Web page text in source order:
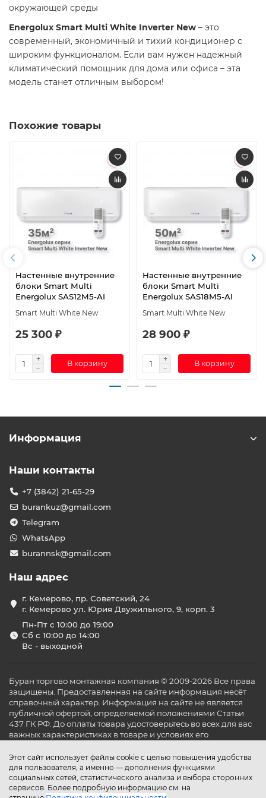
окружающей среды
Energolux Smart Multi White Inverter New – это
современный, экономичный и тихий кондиционер с
широким функционалом. Если вам нужен надежный
климатический помощник для дома или офиса – эта
модель станет отличным выбором!
Похожие товары
Настенные внутренние
блоки Smart Multi
Energolux SAS12M5-AI
Smart Multi White New
25 300 ₽
В корзину
Настенные внутренние
блоки Smart Multi
Energolux SAS18M5-AI
Smart Multi White New
28 900 ₽
В корзину
Этот сайт использует файлы cookie с целью повышения удобства
для пользователя, а именно — дополнения функциями
социальных сетей, статистического анализа и выбора сторонних
сервисов. Более подробную информацию см. на
Информация
Наши контакты
+7 (3842) 21-65-29
burankuz@gmail.com
Telegram
WhatsApp
burannsk@gmail.com
Наш адрес
г. Кемерово, пр. Советский, 24
г. Кемерово ул. Юрия Двужильного, 9, корп. 3
Пн-Пт с 10:00 до 19:00
Сб с 10:00 до 14:00
Вс - выходной
Буран торгово монтажная компания © 2009-2026 Все права
защищены. Предоставленная на сайте информация несёт
справочный характер. Информация на сайте не является
публичной офертой, определяемой положениями Статьи
437 ГК РФ. До оплаты товара удостоверьтесь во всех для вас
важных характеристиках в товаре и условиях его